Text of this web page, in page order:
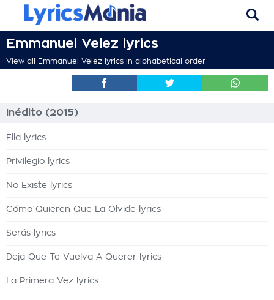
Emmanuel Velez lyrics
View all Emmanuel Velez lyrics in alphabetical order
Inédito (2015)
Ella lyrics
Privilegio lyrics
No Existe lyrics
Cómo Quieren Que La Olvide lyrics
Serás lyrics
Deja Que Te Vuelva A Querer lyrics
La Primera Vez lyrics